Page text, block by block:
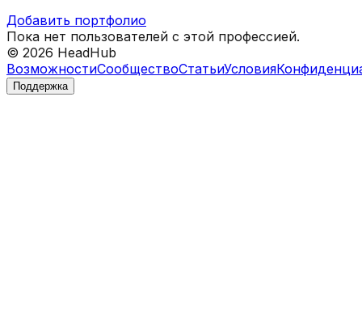
Добавить портфолио
Пока нет пользователей с этой профессией.
© 2026 HeadHub
ВозможностиСообществоСтатьиУсловия
Поддержка